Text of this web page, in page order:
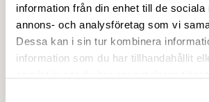
information från din enhet till de sociala
annons- och analysföretag som vi
Dessa kan i sin tur kombinera
information som du har tillhandahållit